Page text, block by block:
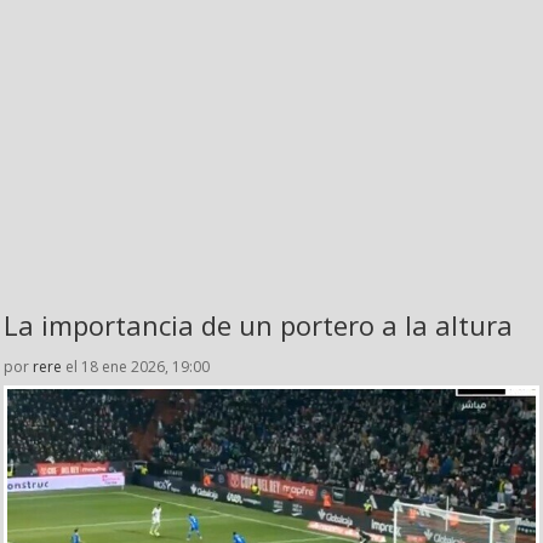
La importancia de un portero a la altura
por rere el 18 ene 2026, 19:00